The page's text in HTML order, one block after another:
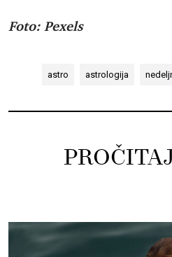
Foto: Pexels
astro astrologija